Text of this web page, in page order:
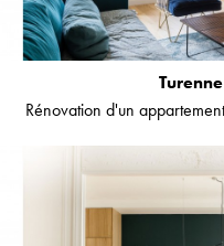
Turenne
Rénovation d'un